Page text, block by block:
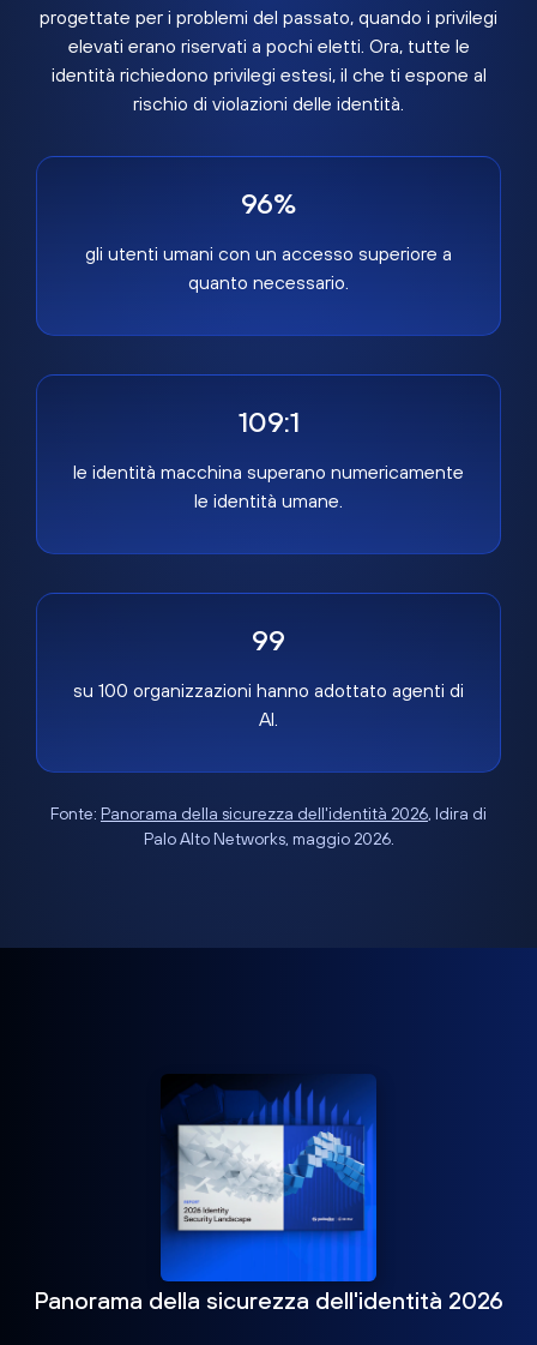
progettate per i problemi del passato, quando i privilegi
elevati erano riservati a pochi eletti. Ora, tutte le
identità richiedono privilegi estesi, il che ti espone al
rischio di violazioni delle identità.
96%
gli utenti umani con un accesso superiore a
quanto necessario.
109:1
le identità macchina superano numericamente
le identità umane.
99
su 100 organizzazioni hanno adottato agenti di
AI.
Fonte: Panorama della sicurezza dell'identità 2026, Idira di
Palo Alto Networks, maggio 2026.
Panorama della sicurezza dell'identità 2026